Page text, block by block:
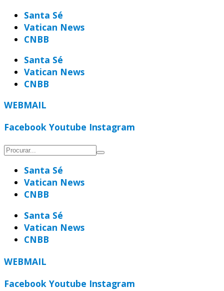
para
Santa Sé
Vatican News
CNBB
Santa Sé
Vatican News
CNBB
WEBMAIL
Facebook Youtube Instagram
Santa Sé
Vatican News
CNBB
Santa Sé
Vatican News
CNBB
WEBMAIL
Facebook Youtube Instagram